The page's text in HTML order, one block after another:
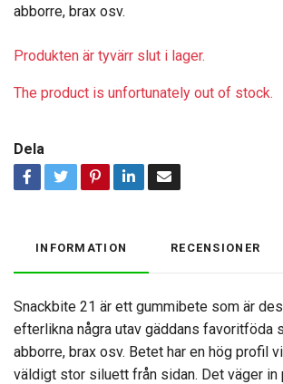
abborre, brax osv.
Produkten är tyvärr slut i lager.
The product is unfortunately out of stock.
Dela
INFORMATION RECENSIONER
Snackbite 21 är ett gummibete som är
efterlikna några utav gäddans favoritföda
abborre, brax osv. Betet har en hög profil
väldigt stor siluett från sidan. Det väger in